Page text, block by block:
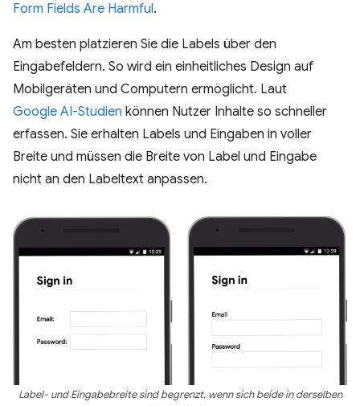
Form Fields Are Harmful.
Am besten platzieren Sie die Labels über den
Eingabefeldern. So wird ein einheitliches Design auf
Mobilgeräten und Computern ermöglicht. Laut
Google AI-Studien können Nutzer Inhalte so schneller
erfassen. Sie erhalten Labels und Eingaben in voller
Breite und müssen die Breite von Label und Eingabe
nicht an den Labeltext anpassen.
Label- und Eingabebreite sind begrenzt, wenn sich beide in derselben